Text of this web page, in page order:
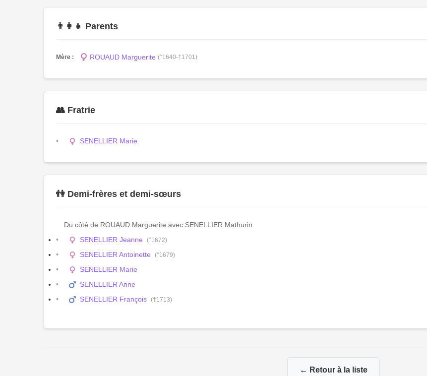
👨‍👩‍👧 Parents
Mère : ROUAUD Marguerite (°1640-†1701)
👥 Fratrie
SENELLIER Marie
👫 Demi-frères et demi-sœurs
Du côté de ROUAUD Marguerite avec SENELLIER Mathurin
SENELLIER Jeanne
(°1672)
SENELLIER Antoinette (°1679)
SENELLIER Marie
SENELLIER Anne
SENELLIER François (†1713)
← Retour à la liste